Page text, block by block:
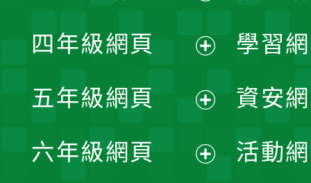
單
開
選
單
開
選
單
四年級網頁
開
選
五年級網頁
開
六年級網頁
學習
資安
活動